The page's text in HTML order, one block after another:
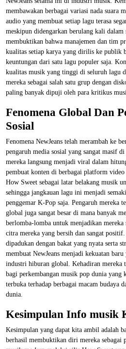
membawakan berbagai variasi nada suara
audio yang membuat setiap lagu terasa
meskipun didengarkan berulang kali
membuktikan bahwa manajemen dan tim
kualitas setiap karya yang dirilis ke publik
keuntungan dari satu lagu populer saja.
kualitas musik yang tinggi di seluruh lagu
mereka sebagai salah satu grup dengan
paling banyak dipuji oleh para kritikus
Fenomena Global Dan
Sosial
Fenomena NewJeans telah merambah ke
pengaruh media sosial yang sangat masif
mereka langsung menjadi viral dalam
pembuat konten di berbagai platform video
How Sweet sebagai latar belakang musik
sehingga jangkauan lagu ini menjadi
penggemar K-Pop saja. Pengaruh mereka
global juga sangat besar di mana banyak
berlomba-lomba untuk menjadikan mereka
citra mereka yang bersih dan sangat
dipadukan dengan bakat yang nyata serta
membuat NewJeans menjadi kekuatan
industri hiburan global. Kehadiran mereka
bagi perkembangan musik pop dunia
terbuka terhadap berbagai macam budaya
dunia.
Kesimpulan Info musik
Kesimpulan yang dapat kita ambil adalah
berhasil membuktikan diri mereka sebagai